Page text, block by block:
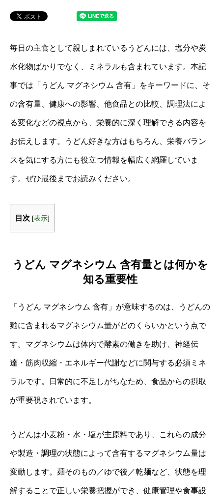
毎日の主食として親しまれているうどんには、塩分や炭
水化物ばかりでなく、ミネラルも含まれています。本記
事では「うどん マグネシウム 含有」をキーワードに、そ
の含有量、健康への影響、他食品との比較、調理法によ
る変化などの視点から、栄養的に深く理解できる内容を
お伝えします。うどん好きな方はもちろん、栄養バラン
スを気にする方にも役立つ情報を幅広く網羅していま
す。ぜひ最後までお読みください。
目次 [表示]
うどん マグネシウム 含有量とは何かを
知る重要性
「うどん マグネシウム 含有」が意味するのは、うどんの
麺に含まれるマグネシウム量がどのくらいかという点で
す。マグネシウムは体内で酵素の働きを助け、神経伝
達・筋肉収縮・エネルギー代謝などに関与する必須ミネ
ラルです。日常的に不足しがちなため、食品からの摂取
が重要視されています。
うどんは小麦粉・水・塩が主原料であり、これらの成分
や製造・調理の状態によって含有するマグネシウム量は
変動します。麺そのもの／ゆで後／乾麺など、状態を理
解することで正しい栄養把握ができ、健康管理や食事設